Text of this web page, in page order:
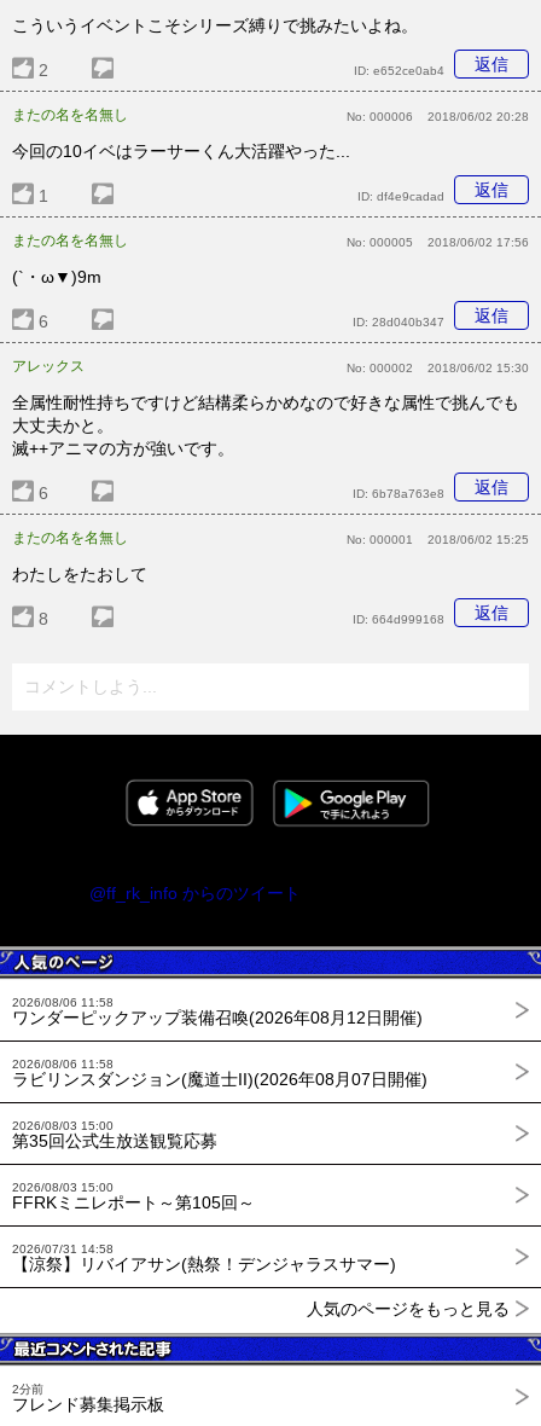
こういうイベントこそシリーズ縛りで挑みたいよね。
2 返信
ID: e652ce0ab4
またの名を名無し No: 000006 2018/06/02 20:28
今回の10イベはラーサーくん大活躍やった...
1 返信
ID: df4e9cadad
またの名を名無し No: 000005 2018/06/02 17:56
(`・ω▼)9m
6 返信
ID: 28d040b347
アレックス No: 000002 2018/06/02 15:30
全属性耐性持ちですけど結構柔らかめなので好きな属性で挑んでも
大丈夫かと。
滅++アニマの方が強いです。
6 返信
ID: 6b78a763e8
またの名を名無し No: 000001 2018/06/02 15:25
わたしをたおして
8 返信
ID: 664d999168
コメントしよう...
@ff_rk_info からのツイート
2026/08/06 11:58
ワンダーピックアップ装備召喚(2026年08月12日開催)
2026/08/06 11:58
ラビリンスダンジョン(魔道士II)(2026年08月07日開催)
2026/08/03 15:00
第35回公式生放送観覧応募
2026/08/03 15:00
FFRKミニレポート～第105回～
2026/07/31 14:58
【涼祭】リバイアサン(熱祭！デンジャラスサマー)
人気のページをもっと見る
2分前
フレンド募集掲示板